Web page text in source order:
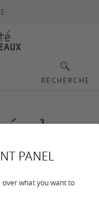
PANEL
over what you want to
RECHERCHE
de
et des
et